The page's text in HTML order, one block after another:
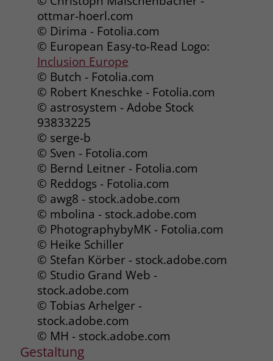
ottmar-hoerl.com
© Dirima - Fotolia.com
© European Easy-to-Read Logo:
Inclusion Europe
© Butch - Fotolia.com
© Robert Kneschke - Fotolia.com
© astrosystem - Adobe Stock
93833225
© serge-b
© Sven - Fotolia.com
© Bernd Leitner - Fotolia.com
© Reddogs - Fotolia.com
© awg8 - stock.adobe.com
© mbolina - stock.adobe.com
© PhotographybyMK - Fotolia.com
© Heike Schiller
© Stefan Körber - stock.adobe.com
© Studio Grand Web -
stock.adobe.com
© Tobias Arhelger -
stock.adobe.com
© MH - stock.adobe.com
Gestaltung
Name _gcl_dc
Anbieter Google Ads
Laufzeit 90 Tage
Zweck
Dieses Cookie wird gesetzt, wenn ein
User über einen Klick auf eine Google
Werbeanzeige auf die Website gelangt.
Es enthält Informationen darüber,
welche Werbeanzeige geklickt wurde,
sodass erzielte Erfolge wie z.B.
Bestellungen oder Kontaktanfragen der
Anzeige zugewiesen werden können.
Name _fbp
Anbieter Facebook
Laufzeit 3 Monate
Der Zweck von _fbp ist vollständig auf
die Werbe- und Analysebemühungen